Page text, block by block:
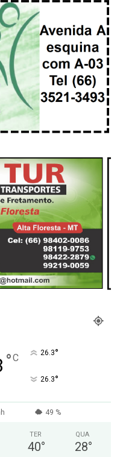
°C 26.3°
26.3°
49 %
TER
40°
QUA
28°